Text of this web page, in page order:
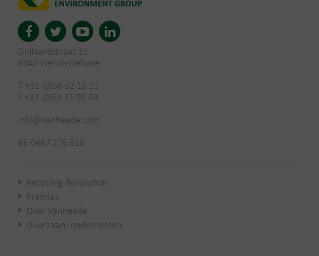
Dullaardstraat 11
8940 Wervik-Geluwe
T +32 (0)56 52 16 21
F +32 (0)56 51 91 63
info@vanheede.com
BE 0467.276.516
Recycling Revolution
Premies
Over Vanheede
Duurzaam ondernemen